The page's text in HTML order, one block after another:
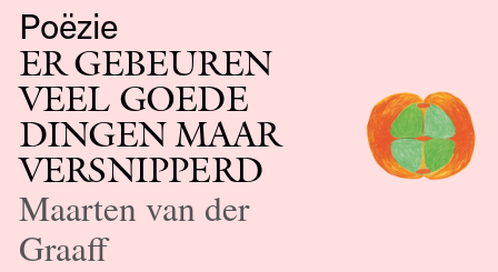
Poëzie
ER GEBEUREN
VEEL GOEDE
DINGEN MAAR
VER­SNIP­PERD
Maarten van der
Graaff